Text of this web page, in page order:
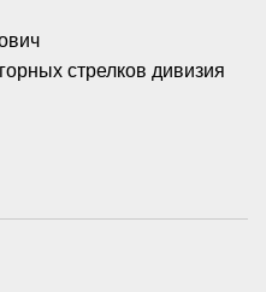
стрелков дивизия